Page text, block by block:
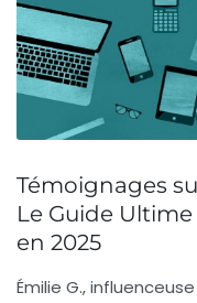
Témoignages
Le Guide
en 2025
Émilie G.,